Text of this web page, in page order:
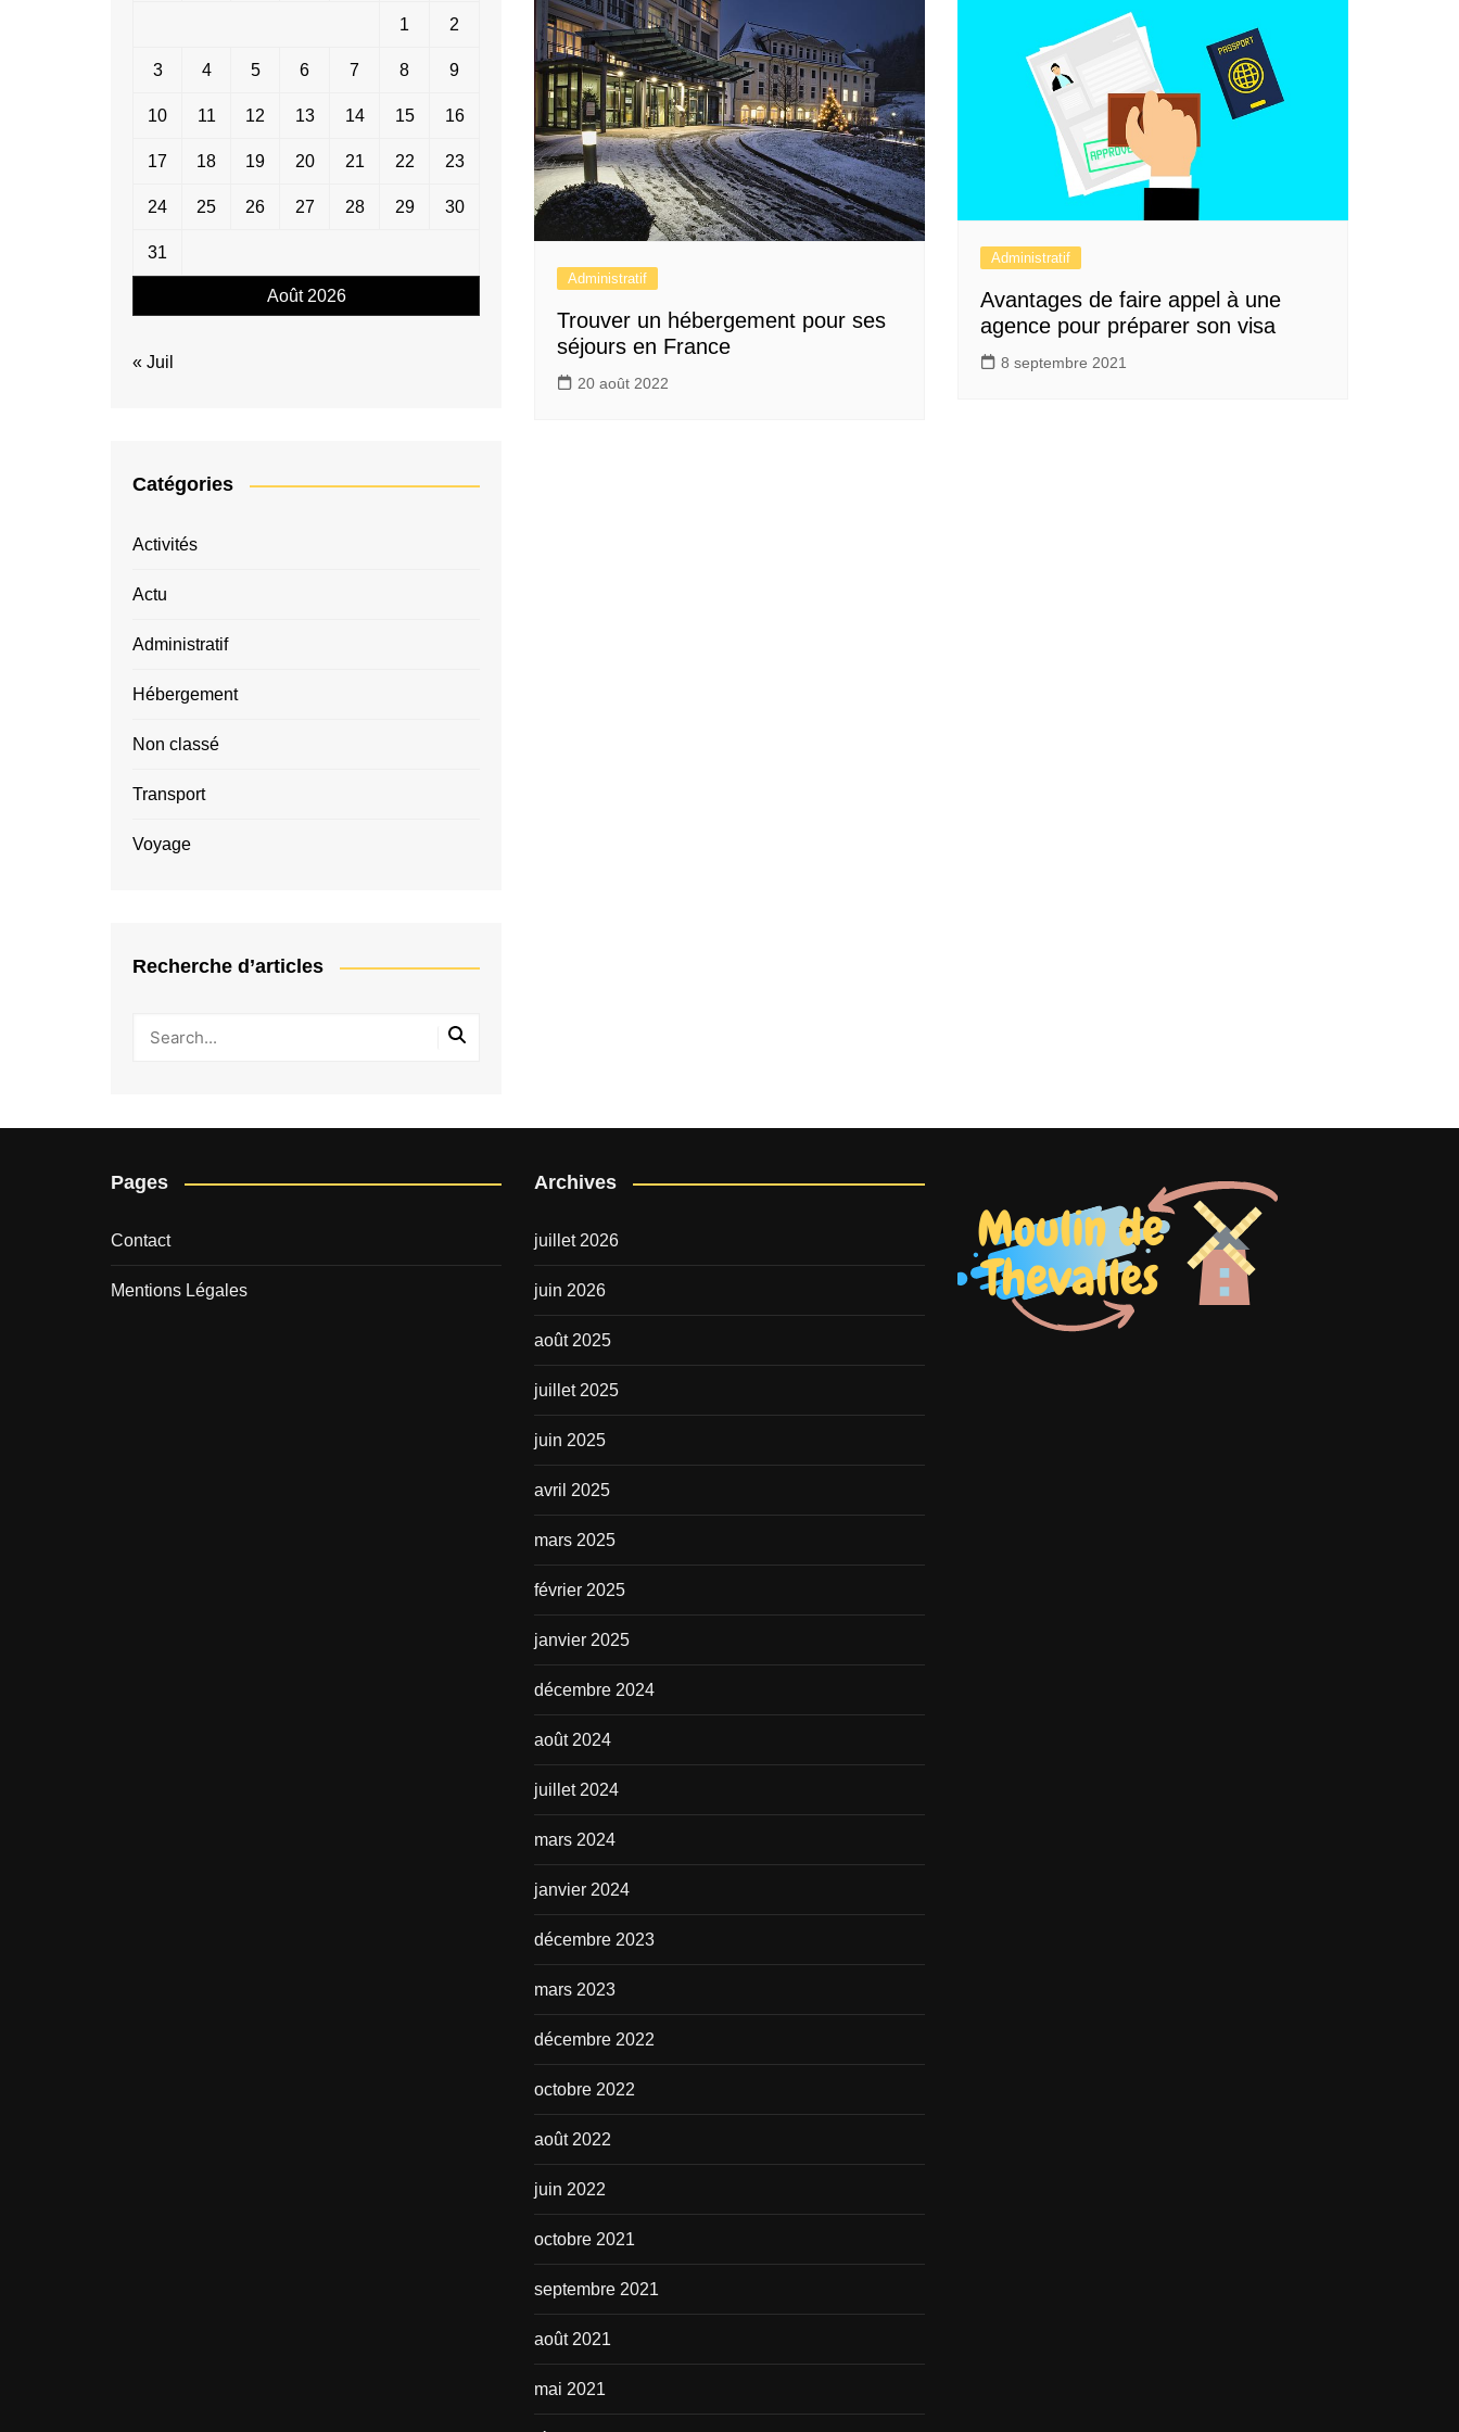
Administratif
Trouver un hébergement pour ses
séjours en France
20 août 2022
Administratif
Avantages de faire appel à une
agence pour préparer son visa
8 septembre 2021
Août 2026
1 2
3 4 5 6 7 8 9
10 11 12 13 14 15 16
17 18 19 20 21 22 23
24 25 26 27 28 29 30
31
« Juil
Catégories
Activités
Actu
Administratif
Hébergement
Non classé
Transport
Voyage
Recherche d’articles
Pages
Contact
Mentions Légales
Archives
juillet 2026
juin 2026
août 2025
juillet 2025
juin 2025
avril 2025
mars 2025
février 2025
janvier 2025
décembre 2024
août 2024
juillet 2024
mars 2024
janvier 2024
décembre 2023
mars 2023
décembre 2022
octobre 2022
août 2022
juin 2022
octobre 2021
septembre 2021
août 2021
mai 2021